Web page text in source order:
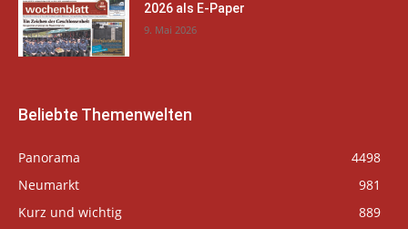
2026 als E-Paper
9. Mai 2026
Beliebte Themenwelten
Panorama
4498
Neumarkt
981
Kurz und wichtig
889